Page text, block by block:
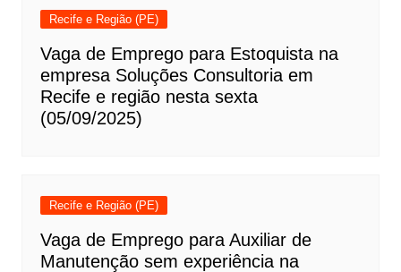
Recife e Região (PE)
Vaga de Emprego para Estoquista na
empresa Soluções Consultoria em
Recife e região nesta sexta
(05/09/2025)
Recife e Região (PE)
Vaga de Emprego para Auxiliar de
Manutenção sem experiência na